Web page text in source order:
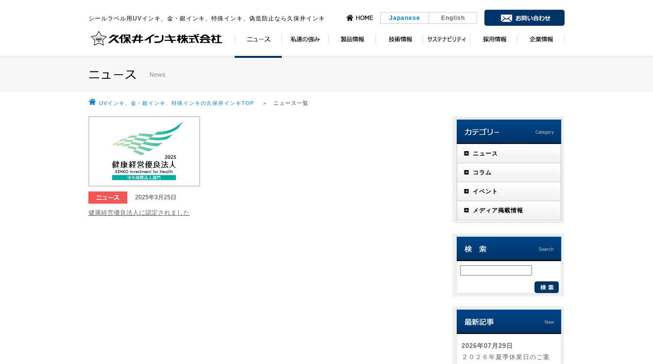
シールラベル用UVインキ、金・銀インキ、特殊インキ、偽造防止なら久保井インキ Japanese English
UVインキ、金・銀インキ、特殊インキの久保井インキTOP ＞ ニュース一覧
2025年3月25日
健康経営優良法人に認定されました
ニュース
コラム
イベント
メディア掲載情報
2026年07月29日
２０２６年夏季休業日のご案